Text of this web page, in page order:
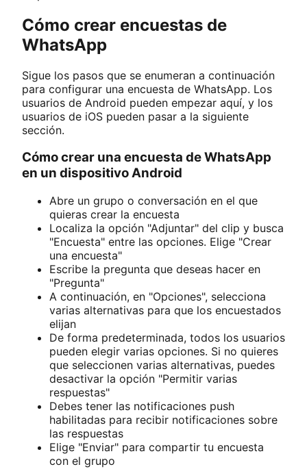
Cómo crear encuestas de
WhatsApp
Sigue los pasos que se enumeran a continuación
para configurar una encuesta de WhatsApp. Los
usuarios de Android pueden empezar aquí, y los
usuarios de iOS pueden pasar a la siguiente
sección.
Cómo crear una encuesta de WhatsApp
en un dispositivo Android
Abre un grupo o conversación en el que
quieras crear la encuesta
Localiza la opción "Adjuntar" del clip y busca
"Encuesta" entre las opciones. Elige "Crear
una encuesta"
Escribe la pregunta que deseas hacer en
"Pregunta"
A continuación, en "Opciones", selecciona
varias alternativas para que los encuestados
elijan
De forma predeterminada, todos los usuarios
pueden elegir varias opciones. Si no quieres
que seleccionen varias alternativas, puedes
desactivar la opción "Permitir varias
respuestas"
Debes tener las notificaciones push
habilitadas para recibir notificaciones sobre
las respuestas
Elige "Enviar" para compartir tu encuesta
con el grupo